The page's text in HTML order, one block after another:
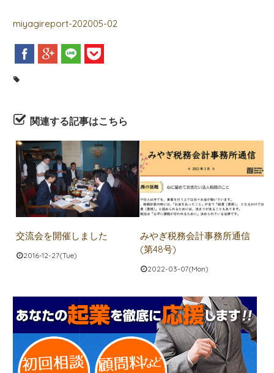
お問合せ
miyagireport-202005-02
関連する記事はこちら
交流会を開催しました
2016-12-27(Tue)
みやぎ税務会計事務所通信
(第48号)
2022-03-07(Mon)